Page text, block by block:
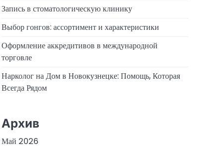
Запись в стоматологическую клинику
Выбор гонгов: ассортимент и характеристики
Оформление аккредитивов в международной
торговле
Нарколог на Дом в Новокузнецке: Помощь, Которая
Всегда Рядом
Архив
Май 2026